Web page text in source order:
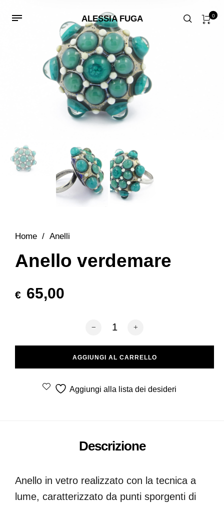
ALESSIA FUGA 0
Home / Anelli
Anello verdemare
€ 65,00
Anello verdemare quantità
AGGIUNGI AL CARRELLO
Aggiungi alla lista dei desideri
Descrizione
Anello in vetro realizzato con la tecnica a
lume, caratterizzato da punti sporgenti di